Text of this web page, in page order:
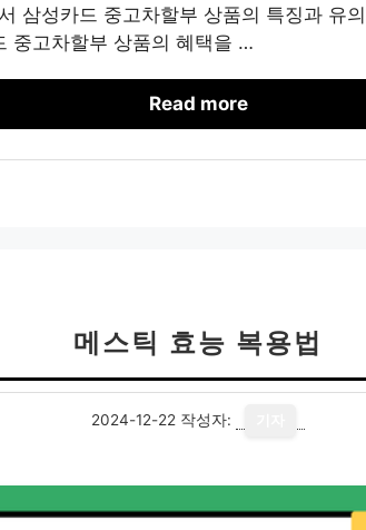
삼성카드 중고차할부 상품의 특징과 유
중고차할부 상품의 혜택을 …
Read more
메스틱 효능 복용법
2024-12-22 작성자: